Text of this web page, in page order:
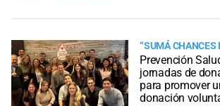
“SUMÁ CHANCES
Prevención
jornadas de
para promover
donación